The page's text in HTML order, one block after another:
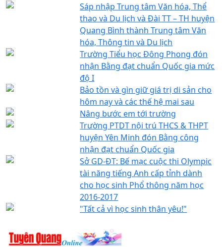
Sáp nhập Trung tâm Văn hóa, Thể
thao và Du lịch và Đài TT – TH huyện
Quang Bình thành Trung tâm Văn
hóa, Thông tin và Du lịch
Trường Tiểu học Đông Phong đón
nhận Bằng đạt chuẩn Quốc gia mức
độ I
Bảo tồn và gìn giữ giá trị di sản cho
hôm nay và các thế hệ mai sau
Nâng bước em tới trường
Trường PTDT nội trú THCS & THPT
huyện Yên Minh đón Bằng công
nhận đạt chuẩn Quốc gia
Sở GD-ĐT: Bế mạc cuộc thi Olympic
tài năng tiếng Anh cấp tỉnh dành
cho học sinh Phổ thông năm học
2016-2017
"Tất cả vì học sinh thân yêu!"